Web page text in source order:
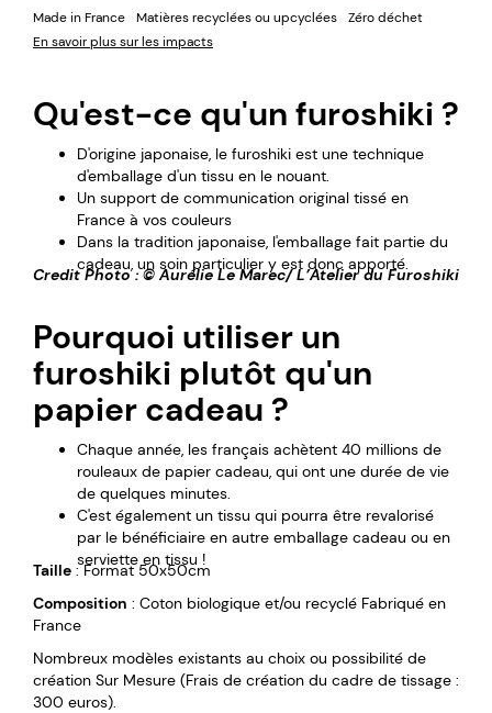
Made in France Matières recyclées ou upcyclées
Zéro déchet
En savoir plus sur les impacts
Qu'est-ce qu'un furoshiki ?
D'origine japonaise, le furoshiki est une technique
d'emballage d'un tissu en le nouant.
Un support de communication original tissé en
France à vos couleurs
Dans la tradition japonaise, l'emballage fait partie du
cadeau, un soin particulier y est donc apporté.
Credit Photo : © Aurélie Le Marec/ L’Atelier du Furoshiki
Pourquoi utiliser un
furoshiki plutôt qu'un
papier cadeau ?
Chaque année, les français achètent 40 millions de
rouleaux de papier cadeau, qui ont une durée de vie
de quelques minutes.
C'est également un tissu qui pourra être revalorisé
par le bénéficiaire en autre emballage cadeau ou en
serviette en tissu !
Taille : Format 50x50cm
Composition : Coton biologique et/ou recyclé Fabriqué en
France
Nombreux modèles existants au choix ou possibilité de
création Sur Mesure (Frais de création du cadre de tissage :
300 euros).